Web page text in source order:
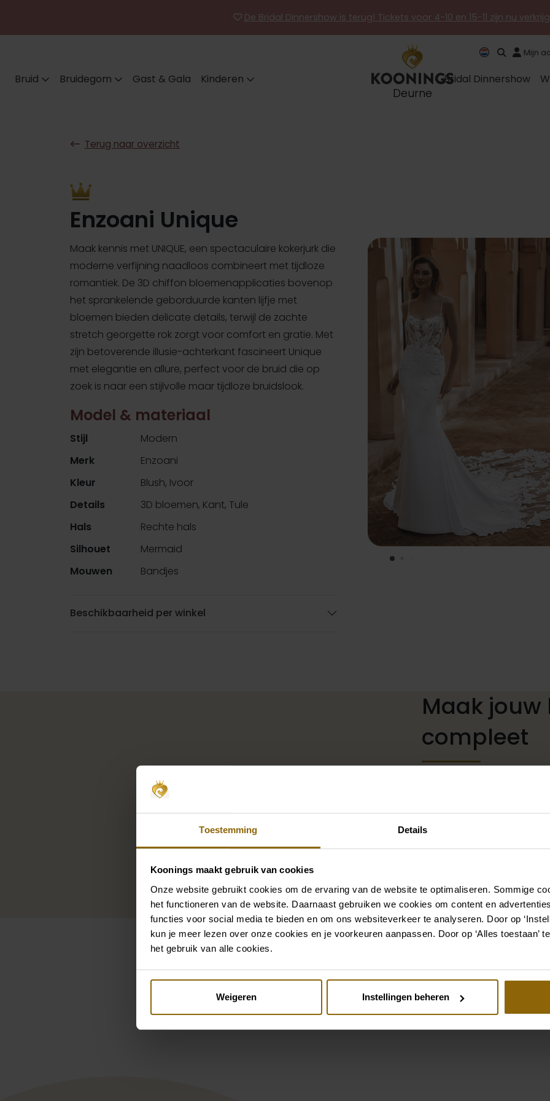
Toestemming Details
Koonings maakt gebruik van cookies
Onze website gebruikt cookies om de ervaring van de website te optimaliseren. Sommige
het functioneren van de website. Daarnaast gebruiken we cookies om content en
functies voor social media te bieden en om ons websiteverkeer te analyseren. Door op
kun je meer lezen over onze cookies en je voorkeuren aanpassen. Door op ‘Alles toestaan’
het gebruik van alle cookies.
Weigeren Instellingen beheren
De Bridal Dinnershow is terug! Tickets voor 4-10 en 15-11 zijn nu
Bruid Bruidegom Gast & Gala Kinderen
Deurne
Mijn
Bridal Dinnershow
Terug naar overzicht
Enzoani Unique
Maak kennis met UNIQUE, een spectaculaire kokerjurk die
moderne verfijning naadloos combineert met tijdloze
romantiek. De 3D chiffon bloemenapplicaties bovenop
het sprankelende geborduurde kanten lijfje met
bloemen bieden delicate details, terwijl de zachte
stretch georgette rok zorgt voor comfort en gratie. Met
zijn betoverende illusie-achterkant fascineert Unique
met elegantie en allure, perfect voor de bruid die op
zoek is naar een stijlvolle maar tijdloze bruidslook.
Model & materiaal
Stijl
Modern
Merk
Enzoani
Kleur
Blush, Ivoor
Details
3D bloemen, Kant, Tule
Hals
Rechte hals
Silhouet
Mermaid
Mouwen
Bandjes
Beschikbaarheid per winkel
Maak
compleet
De perfecte
kettingen, armbanden en
of een prachtige sluier,
jouw bruidslook is pas af
grote accessoire winkel
vind je de perfecte
Ga naar accessoires
Bekijk ook eens
Nicole Milano collection Couture Nahara NC124AR2
Pinterest
Pronovias Fashion Group Imre PR125BB1
Pinterest
Pronovias Privee